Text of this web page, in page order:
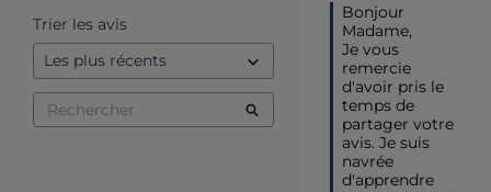
Trier les avis
Bonjour
Madame,
Je vous
remercie
d'avoir pris le
temps de
partager votre
avis. Je suis
navrée
d'apprendre